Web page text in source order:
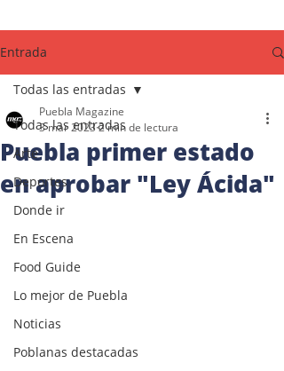
Entrada
Todas las entradas
Arte
Deportes
Donde ir
En Escena
Food Guide
Lo mejor de Puebla
Noticias
Poblanas destacadas
Todas las entradas
Puebla primer estado
en aprobar "Ley Ácida"
Puebla Magazine
3 mar 20232 min de lectura